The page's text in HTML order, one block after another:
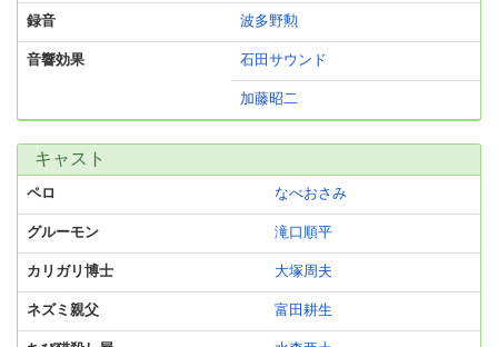
録音 波多野勲
音響効果 石田サウンド
加藤昭二
キャスト
ペロ なべおさみ
グルーモン 滝口順平
カリガリ博士 大塚周夫
ネズミ親父 富田耕生